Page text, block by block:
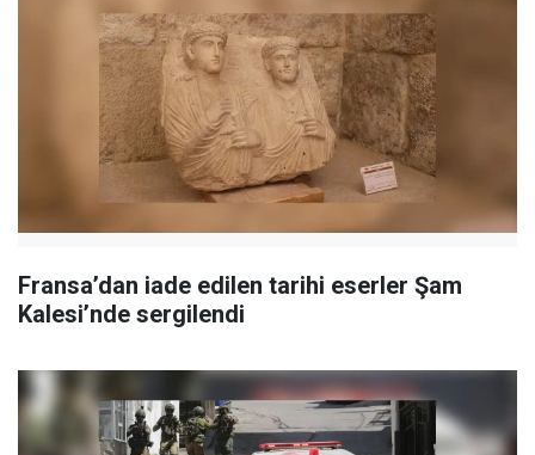
Fransa’dan iade edilen tarihi eserler Şam
Kalesi’nde sergilendi